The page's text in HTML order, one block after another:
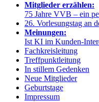
Mitglieder erzählen:
75 Jahre VVB – ein
26. Vorlesungstag an
Meinungen:
Ist KI im Kunden-
Fachkreisleitung
Treffpunktleitung
In stillem Gedenken
Neue Mitglieder
Geburtstage
Impressum